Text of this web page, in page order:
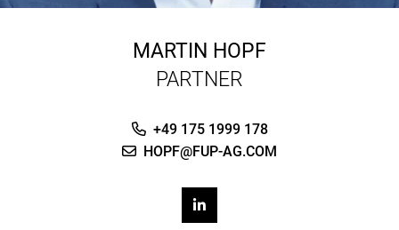
MARTIN HOPF
PARTNER
+49 175 1999 178
HOPF@FUP-AG.COM